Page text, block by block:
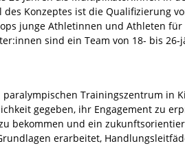
Konzeptes ist die Qualifizierung
junge Athletinnen und Athleten für
sind ein Team von 18- bis
Trainingszentrum in
gegeben, ihr Engagement zu
bekommen und ein
erarbeitet,